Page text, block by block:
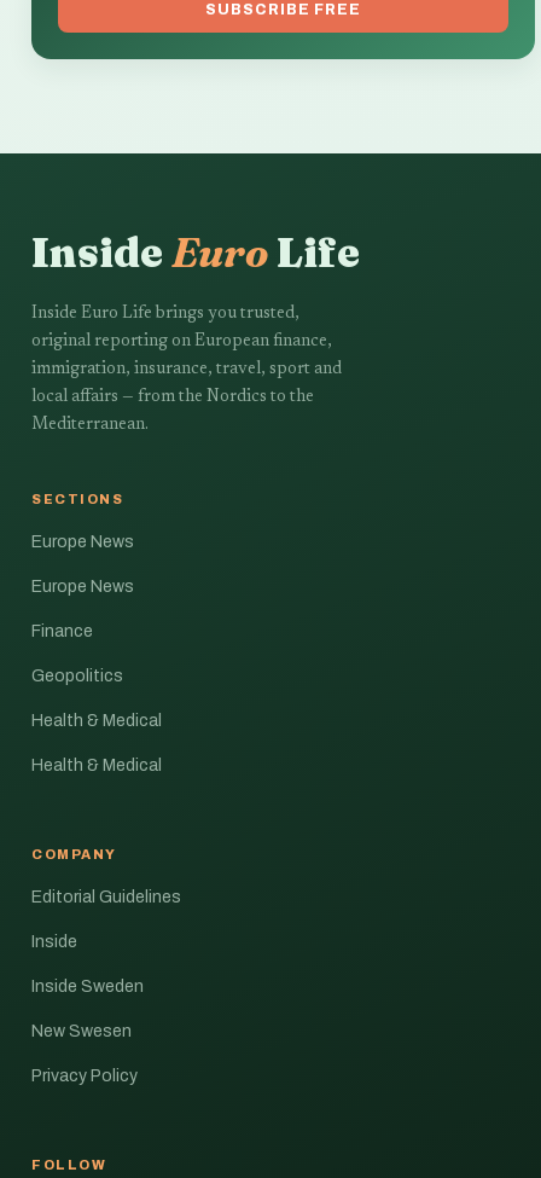
SUBSCRIBE FREE
InsideEuroLife
Inside Euro Life brings you trusted,
original reporting on European finance,
immigration, insurance, travel, sport and
local affairs — from the Nordics to the
Mediterranean.
SECTIONS
Europe News
Europe News
Finance
Geopolitics
Health & Medical
Health & Medical
COMPANY
Editorial Guidelines
Inside
Inside Sweden
New Swesen
Privacy Policy
FOLLOW